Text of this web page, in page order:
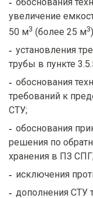
увеличение
50 м3 (более 25 м3
установления
трубы в пункте
обоснования
требований к
СТУ;
обоснования
решения по
хранения в ПЗ
исключения
дополнения СТУ